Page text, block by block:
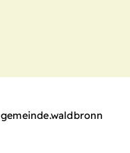
gemeinde.waldbronn